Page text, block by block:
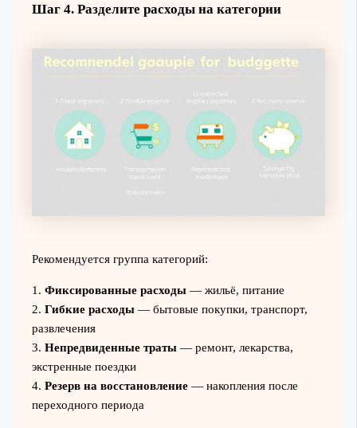
Шаг 4. Разделите расходы на категории
Рекомендуется группа категорий:
1. Фиксированные расходы— жильё, питание
2. Гибкие расходы— бытовые покупки, транспорт,
развлечения
3. Непредвиденные траты— ремонт, лекарства,
экстренные поездки
4. Резерв на восстановление— накопления после
переходного периода